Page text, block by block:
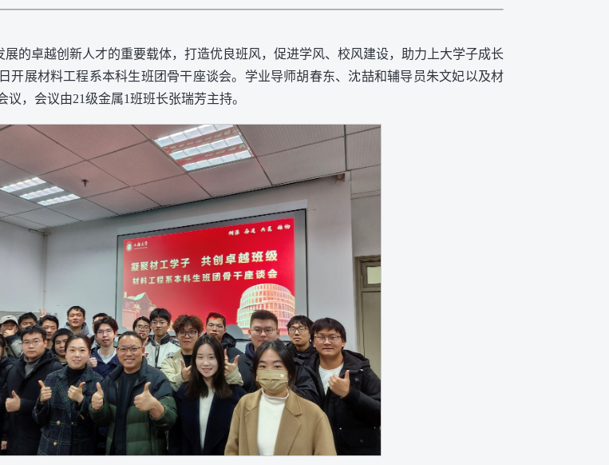
的卓越创新人才的重要载体，打造优良班风，促进学风、校风建设，助力上大学子成长
开展材料工程系本科生班团骨干座谈会。学业导师胡春东、沈喆和辅导员朱文妃以及材
，会议由21级金属1班班长张瑞芳主持。